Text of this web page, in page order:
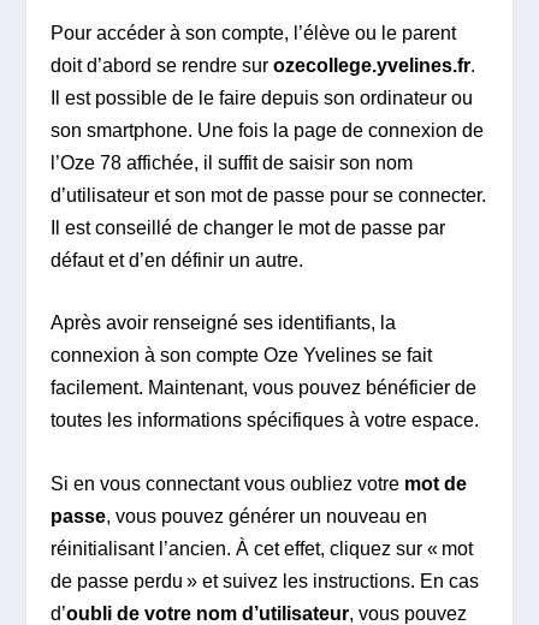
Pour accéder à son compte, l’élève ou le parent
doit d’abord se rendre surozecollege.yvelines.fr.
Il est possible de le faire depuis son ordinateur ou
son smartphone. Une fois la page de connexion de
l’Oze 78 affichée, il suffit de saisir son nom
d’utilisateur et son mot de passe pour se connecter.
Il est conseillé de changer le mot de passe par
défaut et d’en définir un autre.
Après avoir renseigné ses identifiants, la
connexion à son compte Oze Yvelines se fait
facilement. Maintenant, vous pouvez bénéficier de
toutes les informations spécifiques à votre espace.
Si en vous connectant vous oubliez votre mot de
passe, vous pouvez générer un nouveau en
réinitialisant l’ancien. À cet effet, cliquez sur « mot
de passe perdu » et suivez les instructions. En cas
d’oubli de votre nom d’utilisateur, vous pouvez